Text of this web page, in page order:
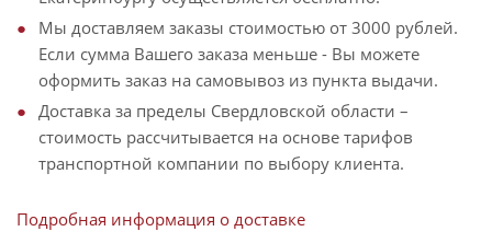
Мы доставляем заказы стоимостью от 3000 рублей.
Если сумма Вашего заказа меньше - Вы можете
оформить заказ на самовывоз из пункта выдачи.
Доставка за пределы Свердловской области –
стоимость рассчитывается на основе тарифов
транспортной компании по выбору клиента.
Подробная информация о доставке